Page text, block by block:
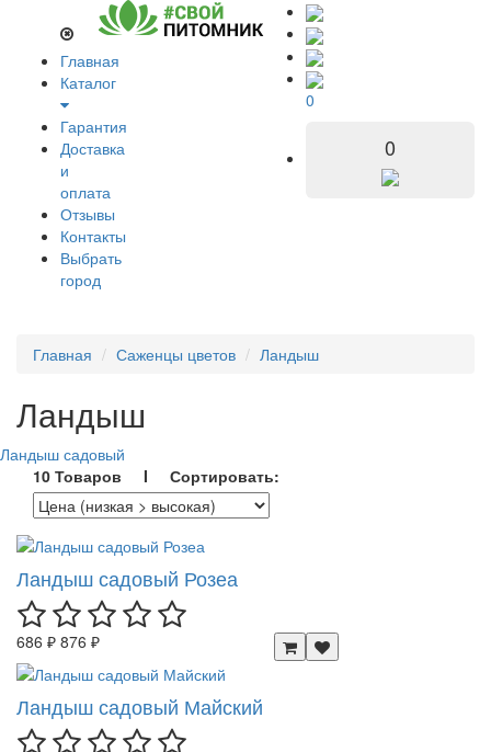
Главная
Каталог
Гарантия
Доставка
и
оплата
Отзывы
Контакты
Выбрать
город
0
0
Главная Саженцы цветов Ландыш
Ландыш
Ландыш садовый
10 Товаров I Сортировать:
Ландыш садовый Розеа
686 ₽ 876 ₽
Ландыш садовый Майский